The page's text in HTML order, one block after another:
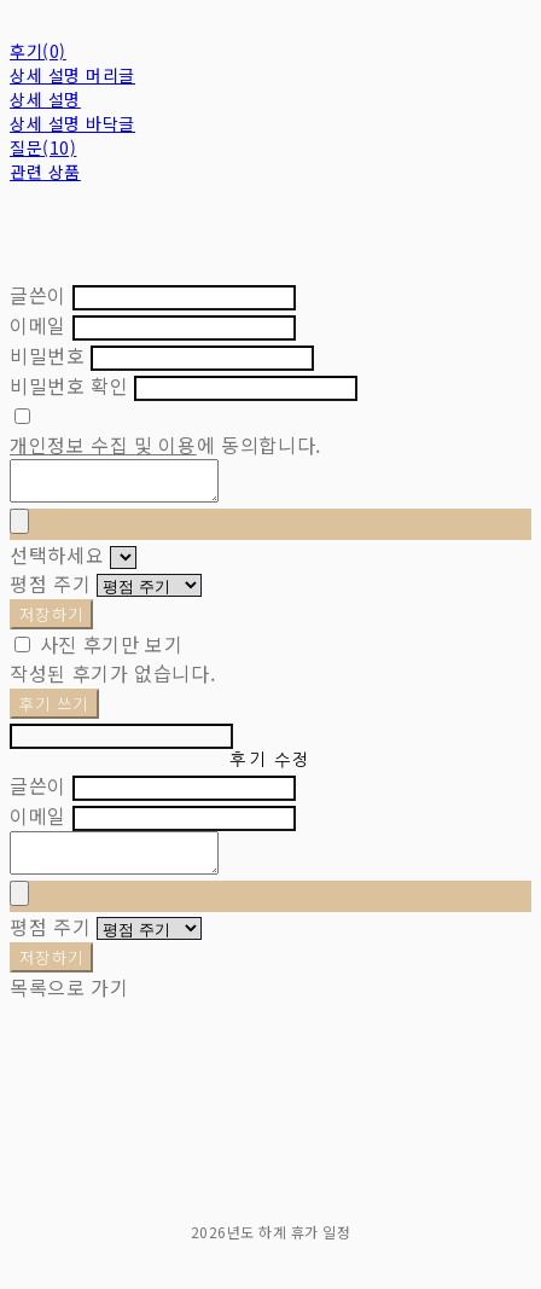
후기(0)
상세 설명 머리글
상세 설명
상세 설명 바닥글
질문(10)
관련 상품
글쓴이
이메일
비밀번호
비밀번호 확인
개인정보 수집 및 이용에 동의합니다.
선택하세요
평점 주기
저장하기
사진 후기만 보기
작성된 후기가 없습니다.
후기 쓰기
후기 수정
글쓴이
이메일
평점 주기
저장하기
목록으로 가기
2026년도 하계 휴가 일정